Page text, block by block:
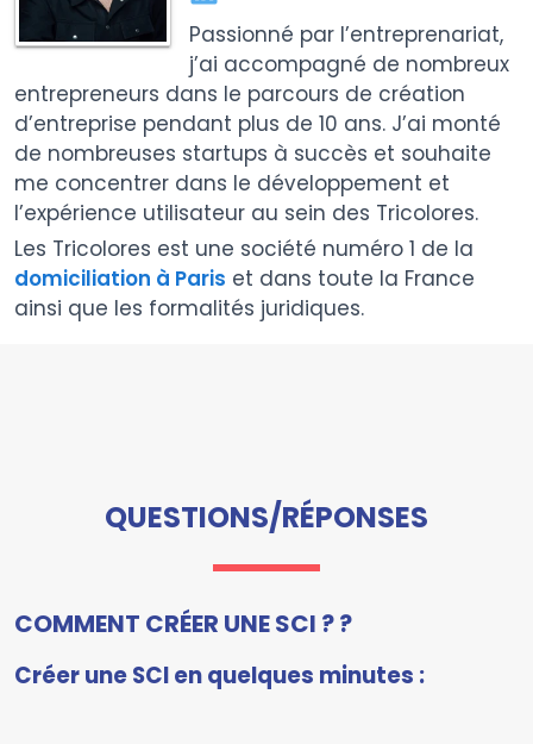
Passionné par l’entreprenariat,
j’ai accompagné de nombreux
entrepreneurs dans le parcours de création
d’entreprise pendant plus de 10 ans. J’ai monté
de nombreuses startups à succès et souhaite
me concentrer dans le développement et
l’expérience utilisateur au sein des Tricolores.
Les Tricolores est une société numéro 1 de la
domiciliation à Paris et dans toute la France
ainsi que les formalités juridiques.
QUESTIONS/RÉPONSES
COMMENT CRÉER UNE SCI ? ?
Créer une SCI en quelques minutes :